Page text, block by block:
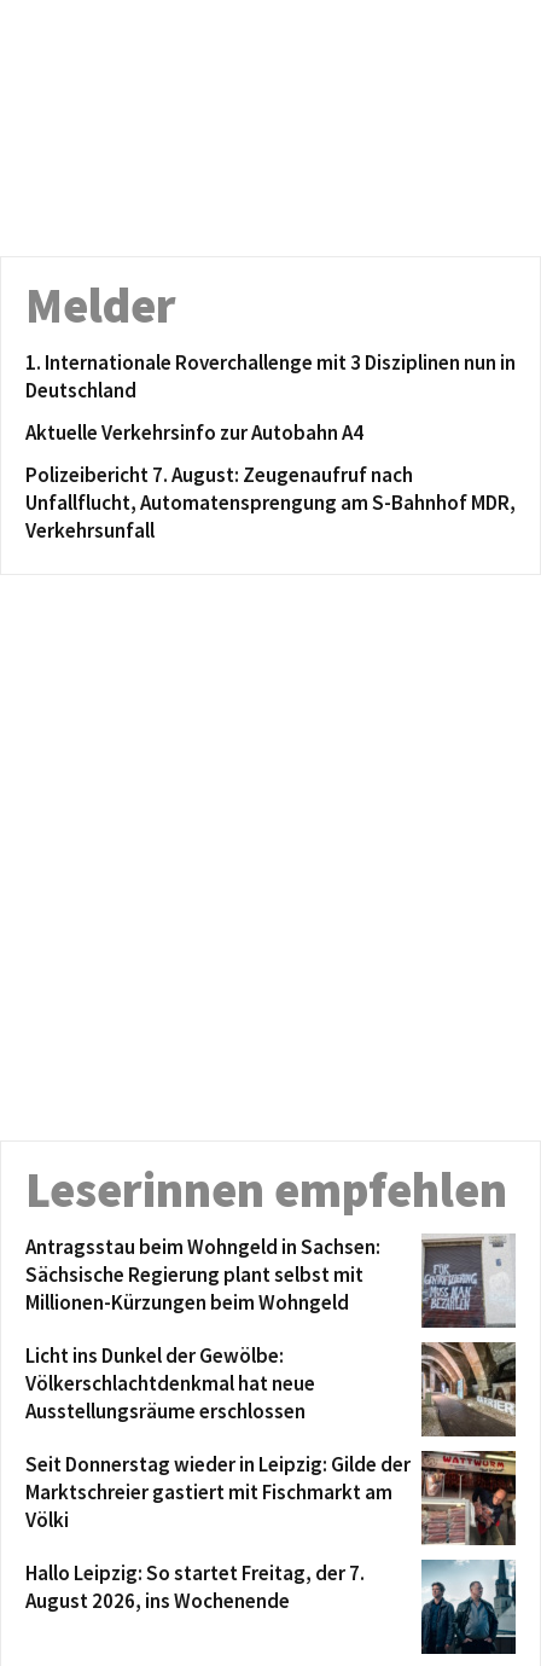
Melder
1. Internationale Roverchallenge mit 3 Disziplinen nun in
Deutschland
Aktuelle Verkehrsinfo zur Autobahn A4
Polizeibericht 7. August: Zeugenaufruf nach
Unfallflucht, Automatensprengung am S-Bahnhof MDR,
Verkehrsunfall
Leserinnen empfehlen
Antragsstau beim Wohngeld in Sachsen:
Sächsische Regierung plant selbst mit
Millionen-Kürzungen beim Wohngeld
Licht ins Dunkel der Gewölbe:
Völkerschlachtdenkmal hat neue
Ausstellungsräume erschlossen
Seit Donnerstag wieder in Leipzig: Gilde der
Marktschreier gastiert mit Fischmarkt am
Völki
Hallo Leipzig: So startet Freitag, der 7.
August 2026, ins Wochenende